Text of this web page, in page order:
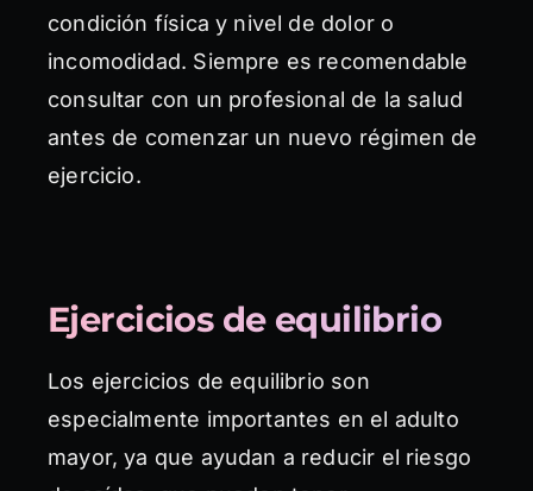
condición física y nivel de dolor o
incomodidad. Siempre es recomendable
consultar con un profesional de la salud
antes de comenzar un nuevo régimen de
ejercicio.
Ejercicios de equilibrio
Los ejercicios de equilibrio son
especialmente importantes en el adulto
mayor, ya que ayudan a reducir el riesgo